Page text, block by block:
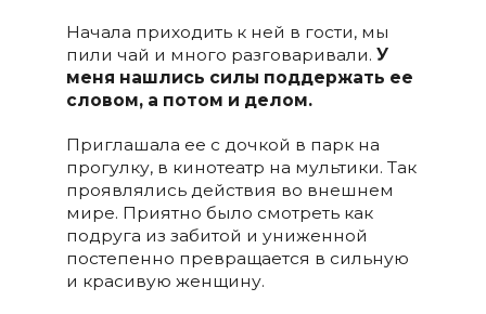
Начала приходить к ней в гости, мы
пили чай и много разговаривали. У
меня нашлись силы поддержать ее
словом, а потом и делом.
Приглашала ее с дочкой в парк на
прогулку, в кинотеатр на мультики. Так
проявлялись действия во внешнем
мире. Приятно было смотреть как
подруга из забитой и униженной
постепенно превращается в сильную
и красивую женщину.